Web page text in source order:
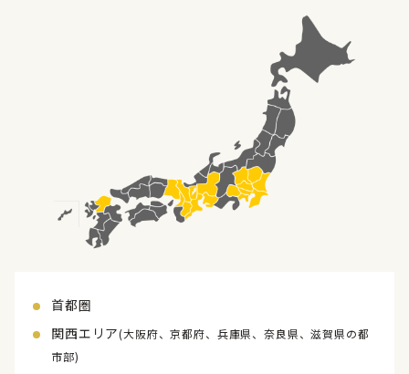
首都圏
関西エリア(大阪府、京都府、兵庫県、奈良県、滋賀県の都
市部)